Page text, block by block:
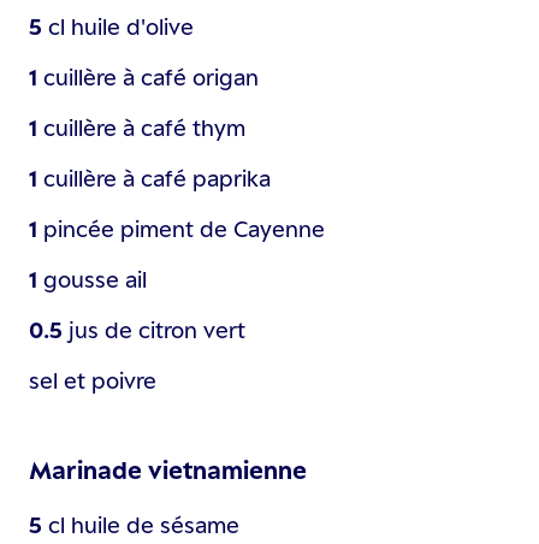
5 cl huile d'olive
1 cuillère à café origan
1 cuillère à café thym
1 cuillère à café paprika
1 pincée piment de Cayenne
1 gousse ail
0.5 jus de citron vert
sel et poivre
Marinade vietnamienne
5 cl huile de sésame